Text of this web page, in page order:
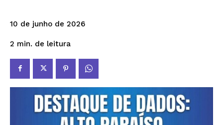
10 de junho de 2026
2 min. de leitura